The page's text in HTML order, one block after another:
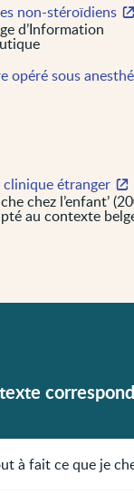
non-stéroïdiens
d’Information
opéré sous
étranger
chez l’enfant’
au contexte
à fait ce que je